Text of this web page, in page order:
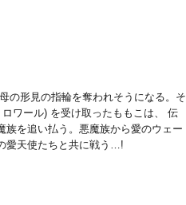
の形見の指輪を奪われそうになる。そ
ワール) を受け取ったももこは、 伝
を追い払う。悪魔族から愛のウェー
愛天使たちと共に戦う…!